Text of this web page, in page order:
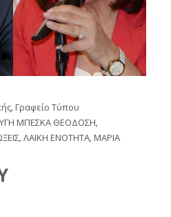
,Γραφείο Τύπου
ΜΠΕΣΚΑ ΘΕΟΔΟΣΗ,
,ΛΑΙΚΗ ΕΝΟΤΗΤΑ,ΜΑΡΙΑ